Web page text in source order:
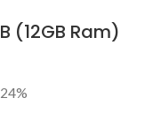
(12GB Ram)